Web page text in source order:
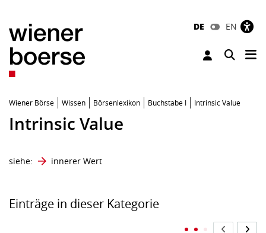
DE EN
Toggle
Wiener Börse Wissen Börsenlexikon Buchstabe I Intrinsic Value
Intrinsic Value
siehe: innerer Wert
Einträge in dieser Kategorie